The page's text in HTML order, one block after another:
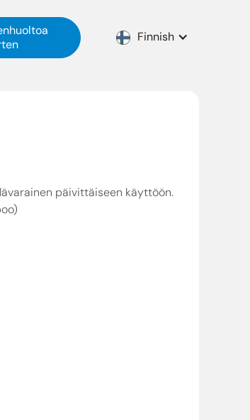
Finnish
päivittäiseen käyttöön.